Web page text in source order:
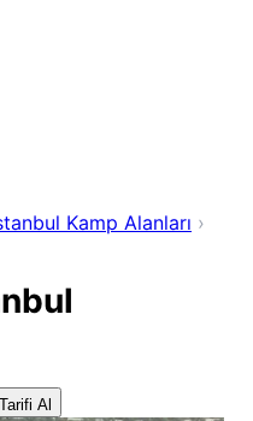
Kamp Alanları ›
Al